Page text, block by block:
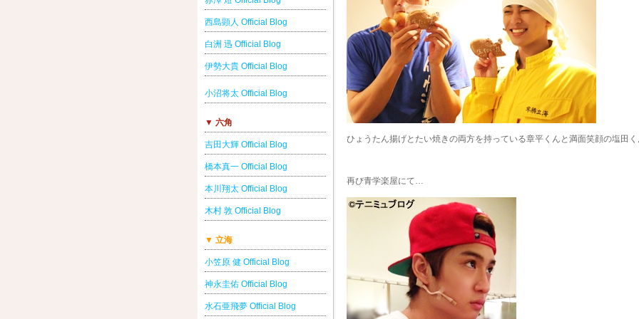
西島顕人 Official Blog
白洲 迅 Official Blog
伊勢大貴 Official Blog
小沼将太 Official Blog
▼ 六角
吉田大輝 Official Blog
橋本真一 Official Blog
本川翔太 Official Blog
木村 敦 Official Blog
▼ 立海
小笠原 健 Official Blog
神永圭佑 Official Blog
水石亜飛夢 Official Blog
ひょうたん揚げとたい焼きの両方を持っている章平くんと満面笑顔の塩田
再び青学楽屋にて…